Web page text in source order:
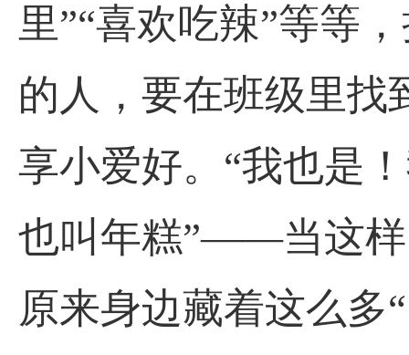
里”“喜欢吃辣”等等
的人，要在班级里找
享小爱好。“我也是
也叫年糕”——当这样
原来身边藏着这么多